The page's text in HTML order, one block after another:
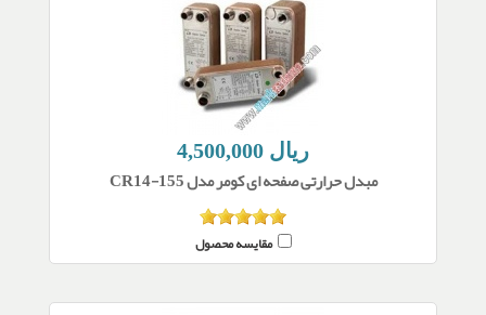
4,500,000 ریال
مبدل حرارتی صفحه ای کومر مدل CR14-155
مقایسه محصول